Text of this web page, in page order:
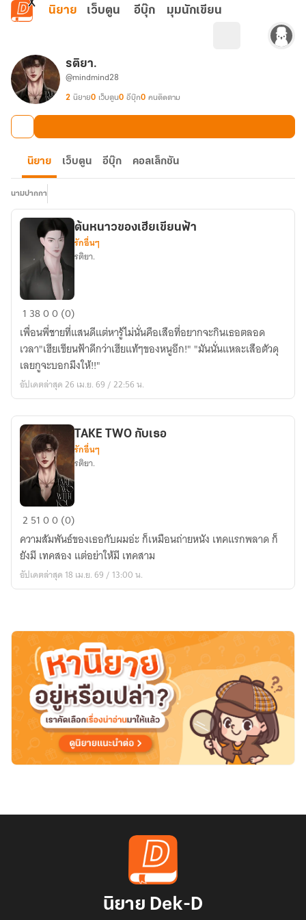
ข้ามไปยังเนื้อหาหลัก
นิยาย เว็บตูน อีบุ๊ก มุมนักเขียน
รติยา.
@mindmind28
2 นิยาย0 เว็บตูน0 อีบุ๊ก0 คนติดตาม
นิยาย เว็บตูน อีบุ๊ก คอลเล็กชัน
นามปากกา
ต้น
หนาว
ของ
เฮีย
เขียน
ฟ้า
ต้นหนาวของเฮียเขียนฟ้า
รักอื่นๆ
รติยา.
1 3800 (0)
เพื่อนพี่ชายที่แสนดีแต่หารู้ไม่นั่นคือเสือที่อยากจะกินเธอตลอด
เวลา"เฮียเขียนฟ้าดีกว่าเฮียแท้ๆของหนูอีก!" "มันนั่นแหละเสือตัวดุ
เลยกูจะบอกมึงให้!!"
อัปเดตล่าสุด 26 เม.ย. 69 / 22:56 น.
TAKE
TWO
กับ
เธอ
TAKE TWO กับเธอ
รักอื่นๆ
รติยา.
2 5100 (0)
ความสัมพันธ์ของเธอกับผมอ่ะ ก็เหมือนถ่ายหนัง เทคแรกพลาด ก็
ยังมี เทคสอง แต่อย่าให้มี เทคสาม
อัปเดตล่าสุด 18 เม.ย. 69 / 13:00 น.
นิยาย Dek-D